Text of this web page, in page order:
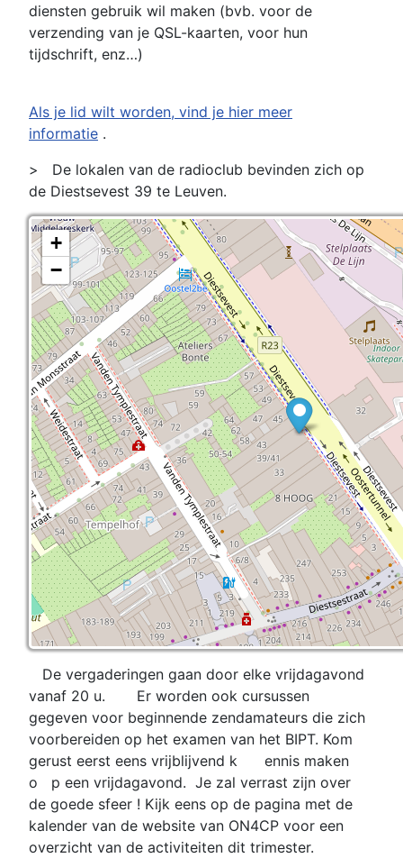
diensten gebruik wil maken (bvb. voor de
verzending van je QSL-kaarten, voor hun
tijdschrift, enz…)
Als je lid wilt worden, vind je hier meer
informatie .
>
De lokalen van de radioclub bevinden zich op
de Diestsevest 39 te Leuven.
+
−
De vergaderingen gaan door elke vrijdagavond
vanaf 20 u.
Er worden ook cursussen
gegeven voor beginnende zendamateurs die zich
voorbereiden op het examen van het BIPT. Kom
gerust eerst eens vrijblijvend k
ennis maken
o
p een vrijdagavond. Je zal verrast zijn over
de goede sfeer ! Kijk eens op de pagina met de
kalender van de website van ON4CP voor een
overzicht van de activiteiten dit trimester.